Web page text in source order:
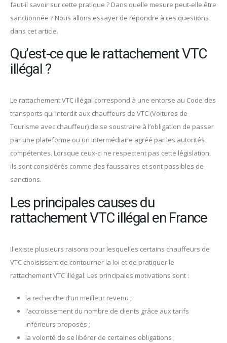
faut-il savoir sur cette pratique ? Dans quelle mesure peut-elle être
sanctionnée ? Nous allons essayer de répondre à ces questions
dans cet article.
Qu’est-ce que le rattachement VTC
illégal ?
Le rattachement VTC illégal correspond à une entorse au Code des
transports qui interdit aux chauffeurs de VTC (Voitures de
Tourisme avec chauffeur) de se soustraire à l’obligation de passer
par une plateforme ou un intermédiaire agréé par les autorités
compétentes. Lorsque ceux-ci ne respectent pas cette législation,
ils sont considérés comme des faussaires et sont passibles de
sanctions.
Les principales causes du
rattachement VTC illégal en France
Il existe plusieurs raisons pour lesquelles certains chauffeurs de
VTC choisissent de contourner la loi et de pratiquer le
rattachement VTC illégal. Les principales motivations sont :
la recherche d’un meilleur revenu ;
l’accroissement du nombre de clients grâce aux tarifs
inférieurs proposés ;
la volonté de se libérer de certaines obligations ;